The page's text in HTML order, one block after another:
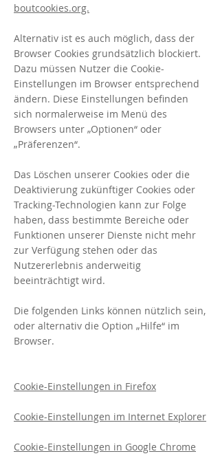
boutcookies.org.
Alternativ ist es auch möglich, dass der
Browser Cookies grundsätzlich blockiert.
Dazu müssen Nutzer die Cookie-
Einstellungen im Browser entsprechend
ändern. Diese Einstellungen befinden
sich normalerweise im Menü des
Browsers unter „Optionen“ oder
„Präferenzen“.
Das Löschen unserer Cookies oder die
Deaktivierung zukünftiger Cookies oder
Tracking-Technologien kann zur Folge
haben, dass bestimmte Bereiche oder
Funktionen unserer Dienste nicht mehr
zur Verfügung stehen oder das
Nutzererlebnis anderweitig
beeinträchtigt wird.
Die folgenden Links können nützlich sein,
oder alternativ die Option „Hilfe“ im
Browser.
Cookie-Einstellungen in Firefox
Cookie-Einstellungen im Internet Explorer
Cookie-Einstellungen in Google Chrome